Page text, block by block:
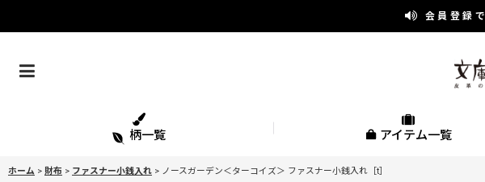
会員登録で
柄一覧 アイテム一覧
ホーム > 財布 > ファスナー小銭入れ > ノースガーデン＜ターコイズ＞ ファスナー小銭入れ［t］